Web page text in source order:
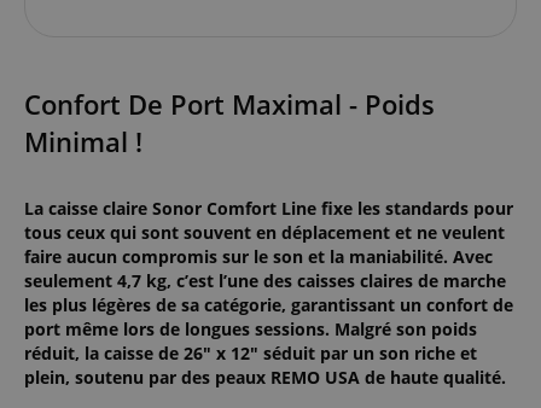
Confort De Port Maximal - Poids
Minimal !
La caisse claire Sonor Comfort Line fixe les standards pour
tous ceux qui sont souvent en déplacement et ne veulent
faire aucun compromis sur le son et la maniabilité. Avec
seulement 4,7 kg, c’est l’une des caisses claires de marche
les plus légères de sa catégorie, garantissant un confort de
port même lors de longues sessions. Malgré son poids
réduit, la caisse de 26" x 12" séduit par un son riche et
plein, soutenu par des peaux REMO USA de haute qualité.